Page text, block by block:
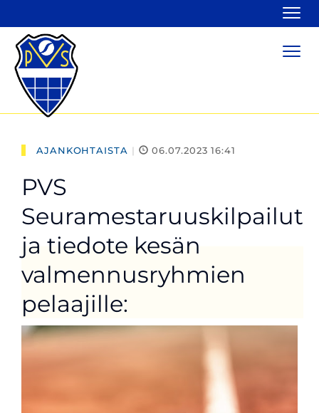
AJANKOHTAISTA | 06.07.2023 16:41
PVS
Seuramestaruuskilpailut
ja tiedote kesän
valmennusryhmien
pelaajille: